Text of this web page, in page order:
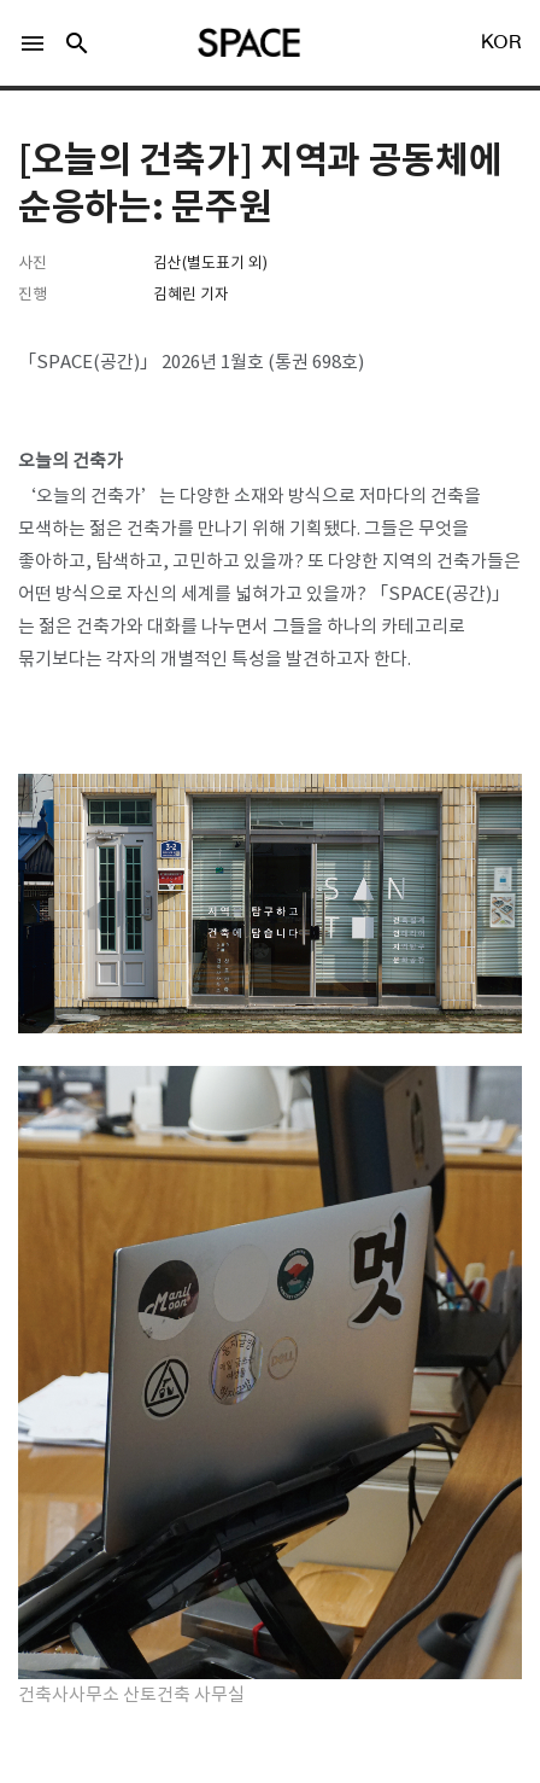
Facebook 로그인
Naver 로그인
공지사항
menu search KOR
[오늘의 건축가] 지역과 공동체에
순응하는: 문주원
사진
김산(별도표기 외)
진행
김혜린 기자
「SPACE(공간)」 2026년 1월호 (통권 698호)
오늘의 건축가
‘오늘의 건축가’는 다양한 소재와 방식으로 저마다의 건축을
모색하는 젊은 건축가를 만나기 위해 기획됐다. 그들은 무엇을
좋아하고, 탐색하고, 고민하고 있을까? 또 다양한 지역의 건축가들은
어떤 방식으로 자신의 세계를 넓혀가고 있을까? 「SPACE(공간)」
는 젊은 건축가와 대화를 나누면서 그들을 하나의 카테고리로
묶기보다는 각자의 개별적인 특성을 발견하고자 한다.
건축사사무소 산토건축 사무실